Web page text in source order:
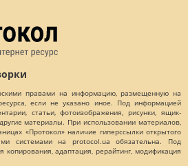
правами на информацию, размещенную на
если не указано иное. Под информацией
статьи, фотоизображения, рисунки, ящик-
материалы. При использовании материалов,
«Протокол» наличие гиперссылки открытого
системами на protocol.ua обязательна. Под
копирования, адаптация, рерайтинг, модификация